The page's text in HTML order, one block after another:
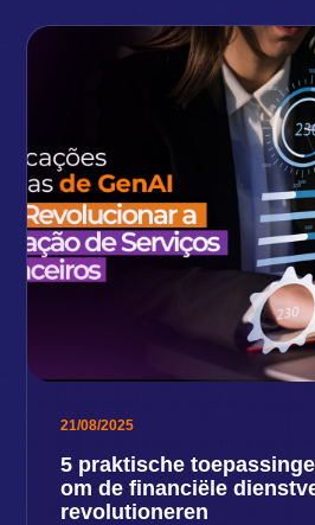
21/08/2025
5 praktische
om de financiële
revolutioneren